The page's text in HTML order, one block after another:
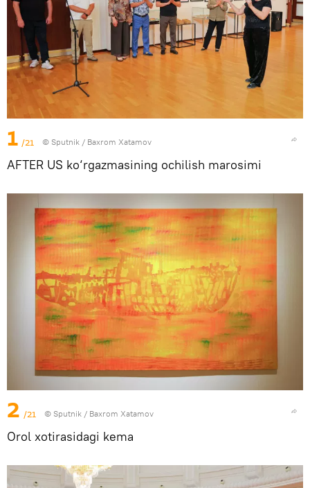
1 /21 © Sputnik / Baxrom Xatamov
AFTER US ko‘rgazmasining ochilish marosimi
2 /21 © Sputnik / Baxrom Xatamov
Orol xotirasidagi kema